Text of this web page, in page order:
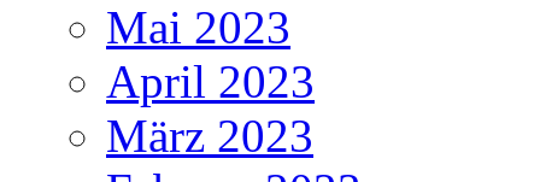
Mai 2023
April 2023
März 2023